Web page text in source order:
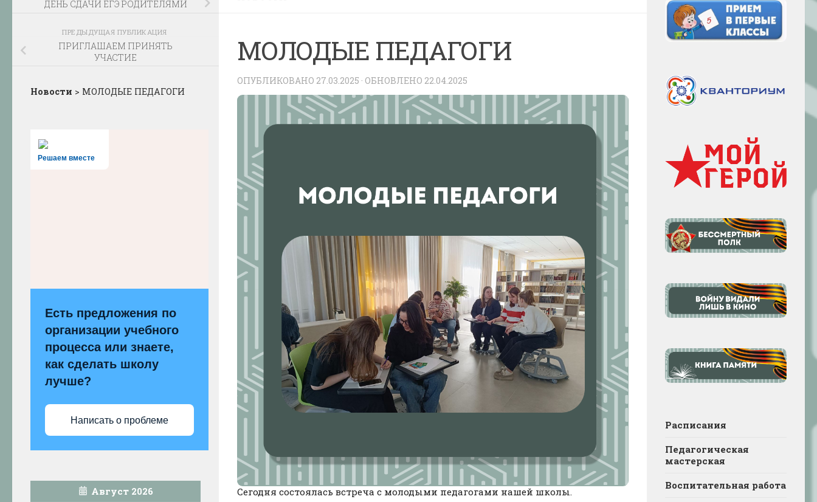
МОЛОДЫЕ ПЕДАГОГИ
ОПУБЛИКОВАНО 27.03.2025 · ОБНОВЛЕНО 22.04.2025
Сегодня состоялась встреча с молодыми педагогами нашей школы.
ДЕНЬ СДАЧИ ЕГЭ РОДИТЕЛЯМИ
ПРЕДЫДУЩАЯ ПУБЛИКАЦИЯ
ПРИГЛАШАЕМ ПРИНЯТЬ
УЧАСТИЕ
Новости > МОЛОДЫЕ ПЕДАГОГИ
Решаем вместе
Есть предложения по
организации учебного
процесса или знаете,
как сделать школу
лучше?
Написать о проблеме
Август 2026
Расписания
Педагогическая
мастерская
Воспитательная работа